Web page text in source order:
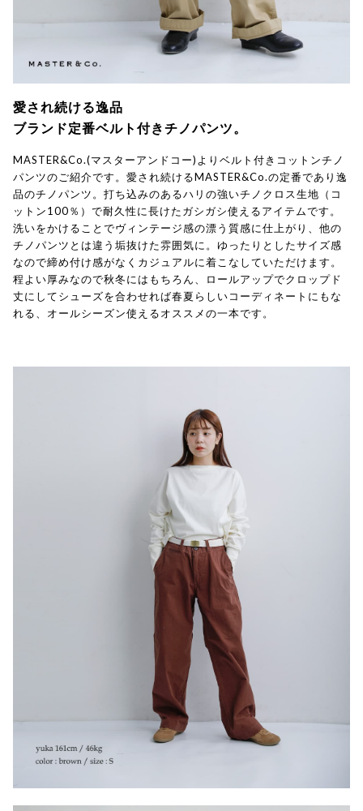
愛され続ける逸品
ブランド定番ベルト付きチノパンツ。
MASTER&Co.(マスターアンドコー)よりベルト付きコットンチノ
パンツのご紹介です。愛され続けるMASTER&Co.の定番であり逸
品のチノパンツ。打ち込みのあるハリの強いチノクロス生地（コ
ットン100％）で耐久性に長けたガシガシ使えるアイテムです。
洗いをかけることでヴィンテージ感の漂う質感に仕上がり、他の
チノパンツとは違う垢抜けた雰囲気に。ゆったりとしたサイズ感
なので締め付け感がなくカジュアルに着こなしていただけます。
程よい厚みなので秋冬にはもちろん、ロールアップでクロップド
丈にしてシューズを合わせれば春夏らしいコーディネートにもな
れる、オールシーズン使えるオススメの一本です。